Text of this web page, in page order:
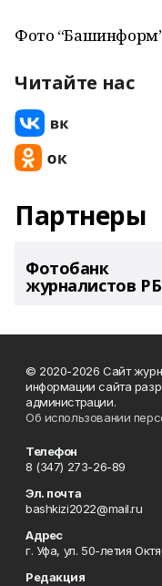
Фото “Башинформ”
Читайте нас
Партнеры
Фотобанк
журналистов РБ
© 2020-2026 Сайт
информации сайта
администрации.
Об использовании
Телефон
8 (347) 273-26-89
Эл. почта
bashkizi2022@mail.ru
Адрес
г. Уфа, ул. 50-летия
Редакция